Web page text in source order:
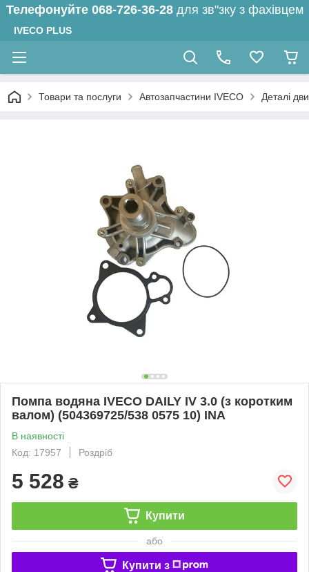
Телефонуйте 068-726-36-28 для зв"зку з фахівцем
IVECO PLUS
Товари та послуги Автозапчастини IVECO Деталі
Помпа водяна IVECO DAILY IV 3.0 (з коротким
валом) (504369725/538 0575 10) INA
В наявності
Код: 17957
Роздріб
5 528 ₴
Купити
або
Купити з